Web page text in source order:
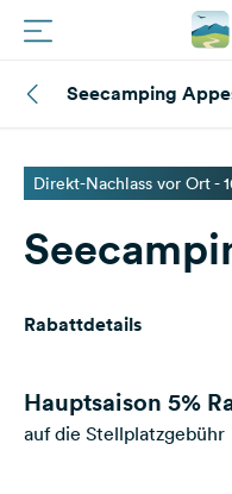
Plätze
Seecamping
Direkt-Nachlass vor Ort -
Rabattdetails
Hauptsaison 5%
auf die Stellplatzgebühr